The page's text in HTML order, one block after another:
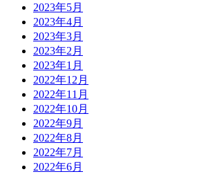
2023年5月
2023年4月
2023年3月
2023年2月
2023年1月
2022年12月
2022年11月
2022年10月
2022年9月
2022年8月
2022年7月
2022年6月